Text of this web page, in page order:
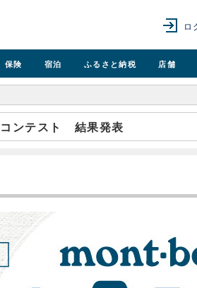
ロ
保険 宿泊 ふるさと納税 店舗
ンテスト 結果発表